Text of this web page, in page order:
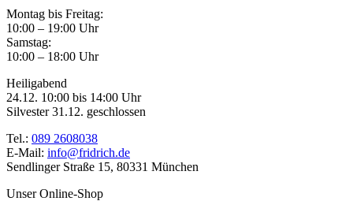
Montag bis Freitag:
10:00 – 19:00 Uhr
Samstag:
10:00 – 18:00 Uhr
Heiligabend
24.12. 10:00 bis 14:00 Uhr
Silvester 31.12. geschlossen
Tel.: 089 2608038
E-Mail: info@fridrich.de
Sendlinger Straße 15, 80331 München
Unser Online-Shop